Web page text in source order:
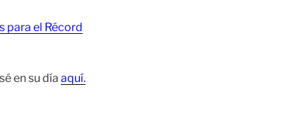
para el Récord
en su día aquí.